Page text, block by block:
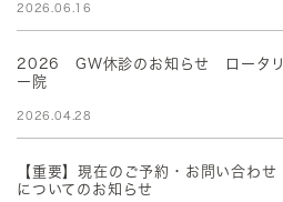
2026.06.16
2026 GW休診のお知らせ ロータリ
ー院
2026.04.28
【重要】現在のご予約・お問い合わせ
についてのお知らせ